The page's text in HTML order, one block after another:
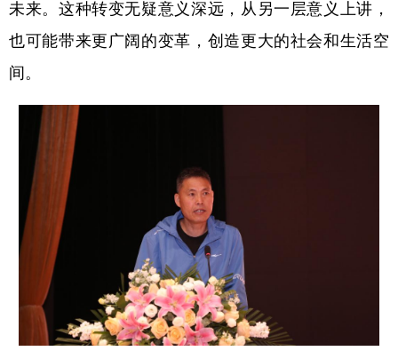
未来。这种转变无疑意义深远，从另一层意义上讲，
也可能带来更广阔的变革，创造更大的社会和生活空
间。